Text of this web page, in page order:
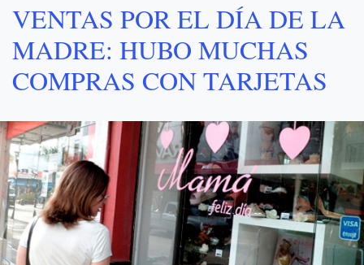
VENTAS POR EL DÍA DE LA
MADRE: HUBO MUCHAS
COMPRAS CON TARJETAS